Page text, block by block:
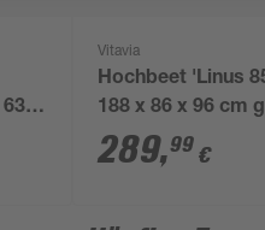
cm
Vitavia
Hochbeet 'Linus
188 x 86 x 96 cm
289,99 €